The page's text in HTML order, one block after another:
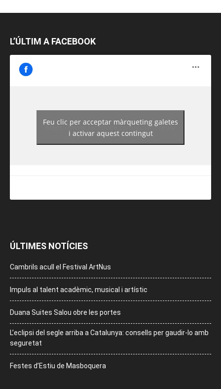
L’ÚLTIM A FACEBOOK
https://www.facebook.com/guiadereus/
Feu clic per acceptar màrqueting galetes
i activar aquest contingut
ÚLTIMES NOTÍCIES
Cambrils acull el Festival ArtNus
Impuls al talent acadèmic, musical i artístic
Duana Suites Salou obre les portes
L’eclipsi del segle arriba a Catalunya: consells per gaudir-lo amb
seguretat
Festes d’Estiu de Masboquera